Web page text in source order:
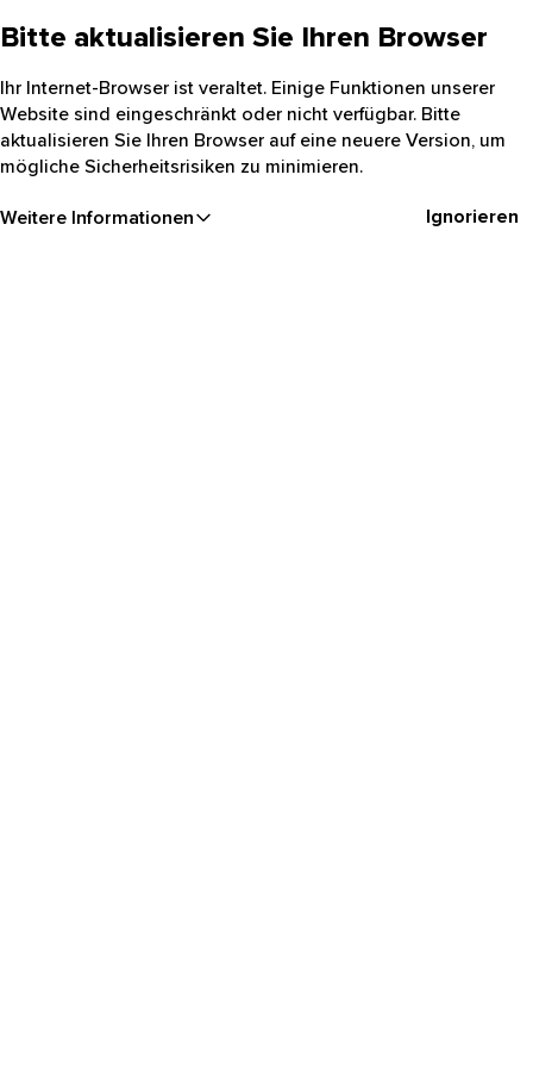
Bitte aktualisieren Sie Ihren Browser
Ihr Internet-Browser ist veraltet. Einige Funktionen unserer
Website sind eingeschränkt oder nicht verfügbar. Bitte
aktualisieren Sie Ihren Browser auf eine neuere Version, um
mögliche Sicherheitsrisiken zu minimieren.
Weitere Informationen Ignorieren